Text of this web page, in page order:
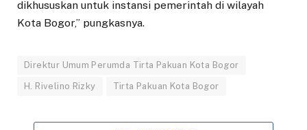
dikhususkan untuk instansi pemerintah di wilayah
Kota Bogor,” pungkasnya.
Direktur Umum Perumda Tirta Pakuan Kota Bogor
H. Rivelino Rizky Tirta Pakuan Kota Bogor